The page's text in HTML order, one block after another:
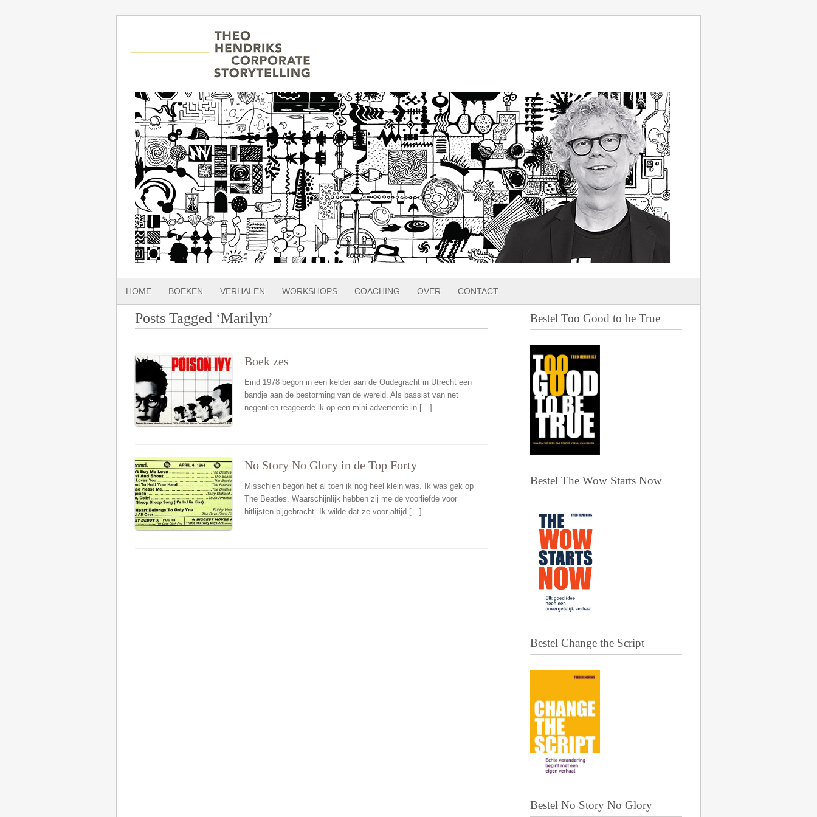
HOME BOEKEN VERHALEN WORKSHOPS COACHING OVER CONTACT
Posts Tagged ‘Marilyn’
Boek zes
Eind 1978 begon in een kelder aan de Oudegracht in Utrecht een
bandje aan de bestorming van de wereld. Als bassist van net
negentien reageerde ik op een mini-advertentie in […]
No Story No Glory in de Top Forty
Misschien begon het al toen ik nog heel klein was. Ik was gek op
The Beatles. Waarschijnlijk hebben zij me de voorliefde voor
hitlijsten bijgebracht. Ik wilde dat ze voor altijd […]
Bestel Too Good to be True
Bestel The Wow Starts Now
Bestel Change the Script
Bestel No Story No Glory